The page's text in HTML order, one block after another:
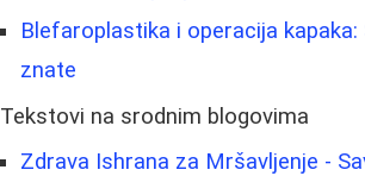
Blefaroplastika i operacija
znate
Tekstovi na srodnim blogovima
Zdrava Ishrana za Mršavljenje -